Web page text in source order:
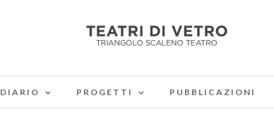
DIARIO PROGETTI PUBBLICAZIONI